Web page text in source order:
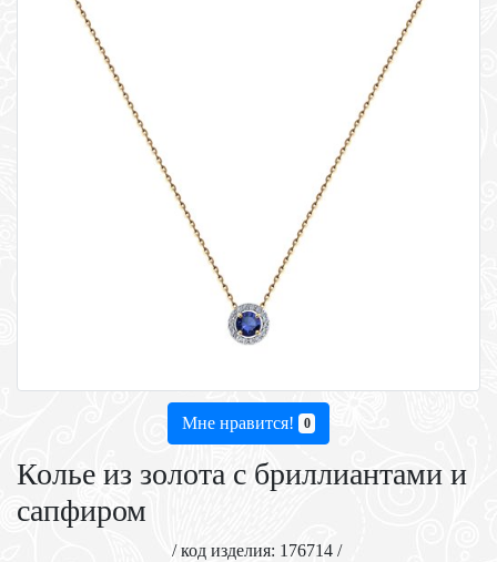
Мне нравится! 0
Колье из золота с бриллиантами и
сапфиром
/ код изделия: 176714 /